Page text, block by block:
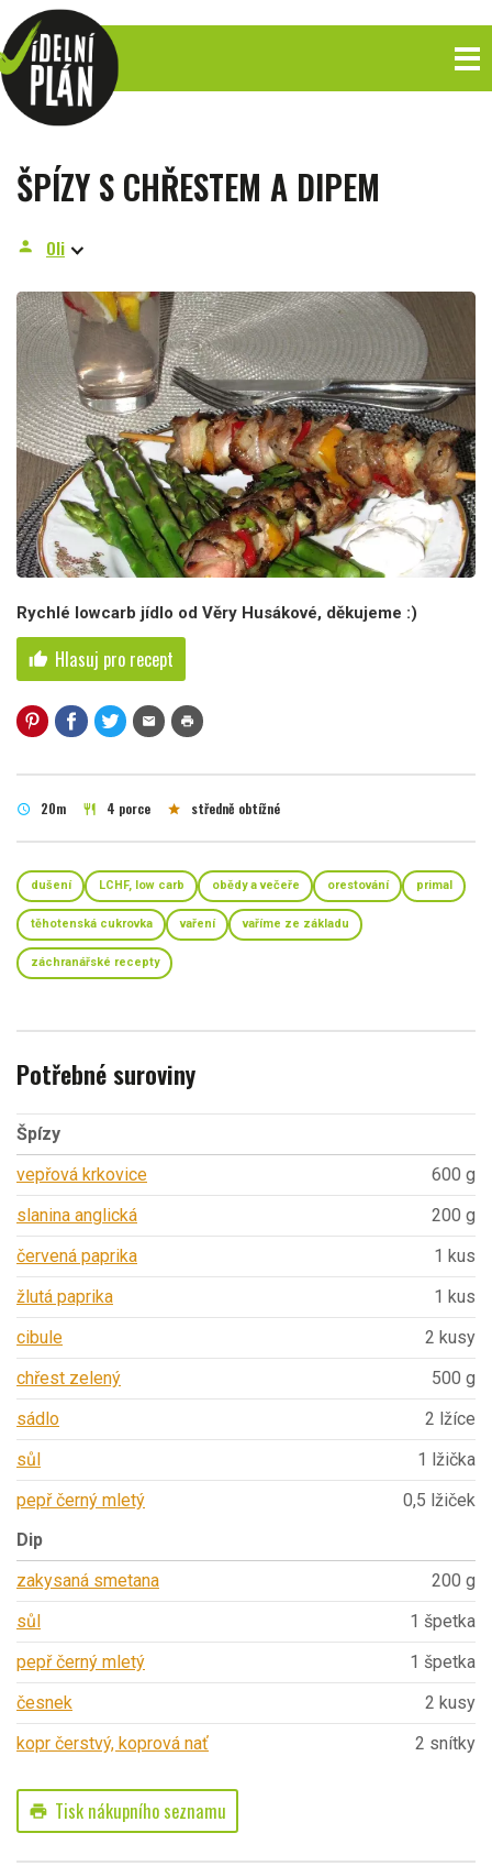
ŠPÍZY S CHŘESTEM A DIPEM
person Oli
Rychlé lowcarb jídlo od Věry Husákové, děkujeme :)
thumb_up Hlasuj pro recept
mail print
schedule 20m restaurant 4 porce star středně obtížné
dušení LCHF, low carb obědy a večeře orestování primal
těhotenská cukrovka vaření vaříme ze základu
záchranářské recepty
Potřebné suroviny
Špízy
vepřová krkovice
600 g
slanina anglická
200 g
červená paprika
1 kus
žlutá paprika
1 kus
cibule
2 kusy
chřest zelený
500 g
sádlo
2 lžíce
sůl
1 lžička
pepř černý mletý
0,5 lžiček
Dip
zakysaná smetana
200 g
sůl
1 špetka
pepř černý mletý
1 špetka
česnek
2 kusy
kopr čerstvý, koprová nať
2 snítky
print Tisk nákupního seznamu